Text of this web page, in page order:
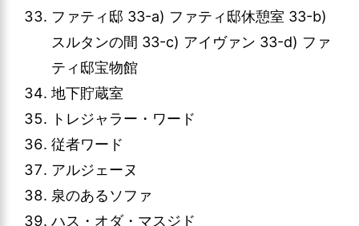
ファティ邸 33-a) ファティ邸休憩室 33-b)
スルタンの間 33-c) アイヴァン 33-d) ファ
ティ邸宝物館
地下貯蔵室
トレジャラー・ワード
従者ワード
アルジェーヌ
泉のあるソファ
ハス・オダ・マスジド